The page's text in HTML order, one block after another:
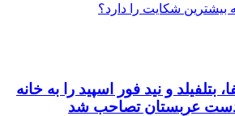
شکایت را دارد؟
بتلفیلد و نید فور اسپید را به خانه
دست عربستان تصاحب شد